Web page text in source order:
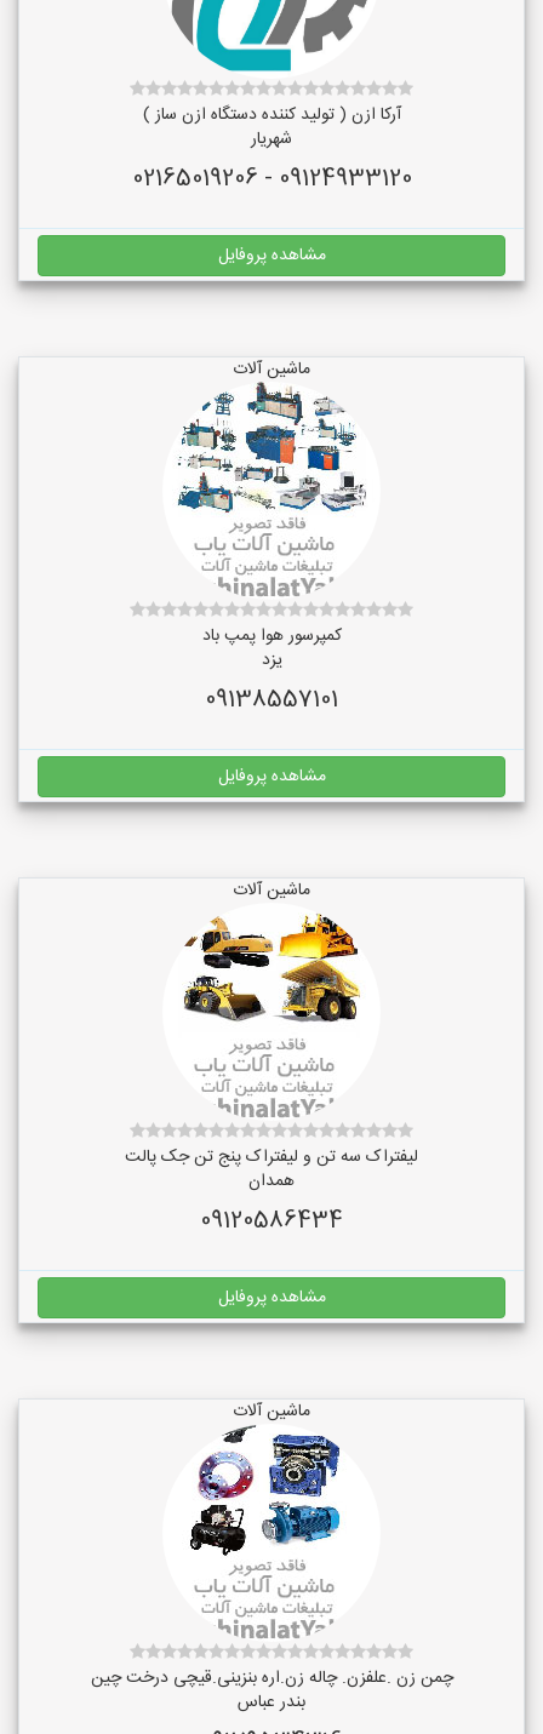
آرکا ازن ( تولید کننده دستگاه ازن ساز )
شهریار
09124933120 - 02165019206
مشاهده پروفایل
ماشین آلات
کمپرسور هوا پمپ باد
یزد
09138557101
مشاهده پروفایل
ماشین آلات
لیفتراک سه تن و لیفتراک پنج تن جک پالت
همدان
09120586434
مشاهده پروفایل
ماشین آلات
چمن زن .علفزن. چاله زن.اره بنزینی.قیچی درخت چین
بندر عباس